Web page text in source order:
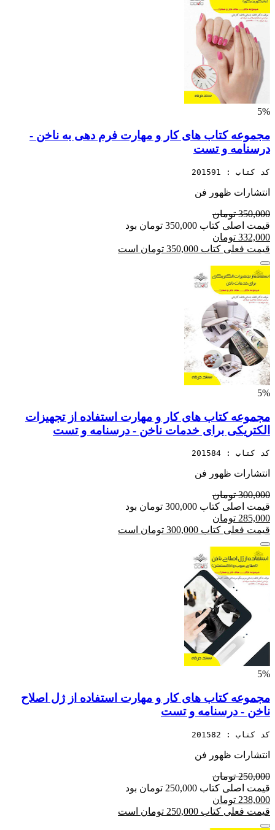
5%
مجموعه کتاب های کار و مهارت فرم دهی به ناخن -
درسنامه و تست
کد کتاب : 201591
انتشارات ظهور فن
350,000 تومان
قیمت اصلی کتاب 350,000 تومان بود
332,000 تومان
قیمت فعلی کتاب 350,000 تومان است
5%
مجموعه کتاب های کار و مهارت استفاده از تجهیزات
الکتریکی برای خدمات ناخن - درسنامه و تست
کد کتاب : 201584
انتشارات ظهور فن
300,000 تومان
قیمت اصلی کتاب 300,000 تومان بود
285,000 تومان
قیمت فعلی کتاب 300,000 تومان است
5%
مجموعه کتاب های کار و مهارت استفاده از ژل اصلاح
ناخن - درسنامه و تست
کد کتاب : 201582
انتشارات ظهور فن
250,000 تومان
قیمت اصلی کتاب 250,000 تومان بود
238,000 تومان
قیمت فعلی کتاب 250,000 تومان است